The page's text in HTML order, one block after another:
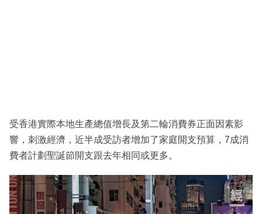
受香港實際本地生產總值增長及第二輪消費券正面因素影
響，刺激經濟，近半成受訪者增加了家庭開支預算，7成消
費者計劃聖誕節開支跟去年相同或更多。